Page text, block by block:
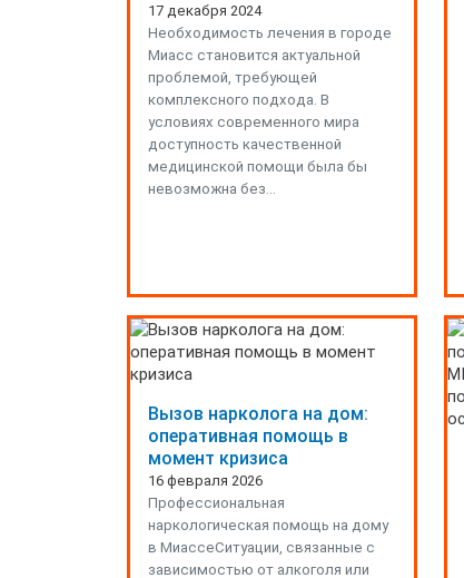
17 декабря 2024
Необходимость лечения в городе
Миасс становится актуальной
проблемой, требующей
комплексного подхода. В
условиях современного мира
доступность качественной
медицинской помощи была бы
невозможна без…
Вызов нарколога на дом:
оперативная помощь в
момент кризиса
16 февраля 2026
Профессиональная
наркологическая помощь на дому
в МиассеСитуации, связанные с
зависимостью от алкоголя или